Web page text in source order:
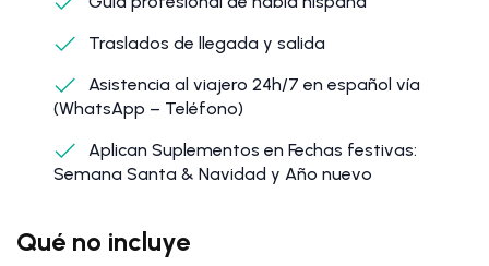
Traslados de llegada y salida
Asistencia al viajero 24h/7 en español vía
(WhatsApp – Teléfono)
Aplican Suplementos en Fechas festivas:
Semana Santa & Navidad y Año nuevo
Qué no incluye